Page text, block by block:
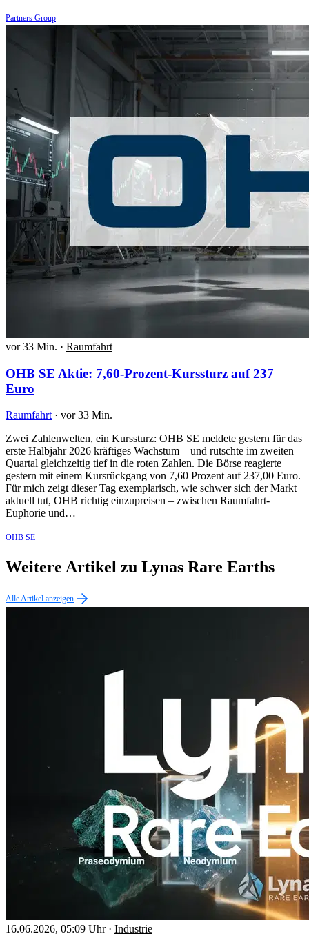
Partners Group
vor 33 Min. · Raumfahrt
OHB SE Aktie: 7,60-Prozent-Kurssturz auf 237
Euro
Raumfahrt · vor 33 Min.
Zwei Zahlenwelten, ein Kurssturz: OHB SE meldete gestern für das
erste Halbjahr 2026 kräftiges Wachstum – und rutschte im zweiten
Quartal gleichzeitig tief in die roten Zahlen. Die Börse reagierte
gestern mit einem Kursrückgang von 7,60 Prozent auf 237,00 Euro.
Für mich zeigt dieser Tag exemplarisch, wie schwer sich der Markt
aktuell tut, OHB richtig einzupreisen – zwischen Raumfahrt-
Euphorie und…
OHB SE
Weitere Artikel zu Lynas Rare Earths
Alle Artikel anzeigen
16.06.2026, 05:09 Uhr · Industrie